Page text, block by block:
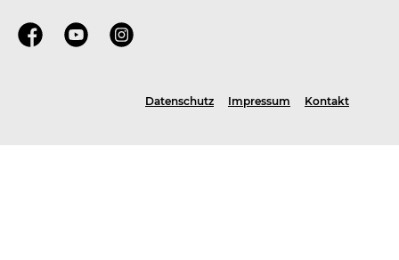
FacebookYoutubeInstagram
Datenschutz Impressum Kontakt